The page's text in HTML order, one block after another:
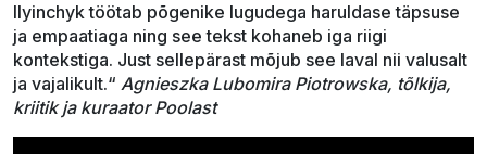
Ilyinchyk töötab põgenike lugudega haruldase täpsuse
ja empaatiaga ning see tekst kohaneb iga riigi
kontekstiga. Just sellepärast mõjub see laval nii valusalt
ja vajalikult.“ Agnieszka Lubomira Piotrowska, tõlkija,
kriitik ja kuraator Poolast